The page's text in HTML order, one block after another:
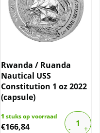
Rwanda / Ruanda
Nautical USS
Constitution 1 oz 2022
(capsule)
1 stuks op voorraad
€166,84